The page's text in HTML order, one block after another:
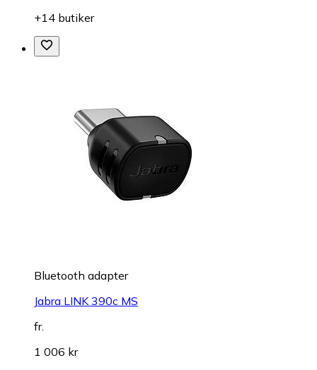
+14 butiker
Bluetooth adapter
Jabra LINK 390c MS
fr.
1 006 kr